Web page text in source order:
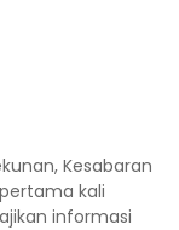
Kesabaran
kali
informasi